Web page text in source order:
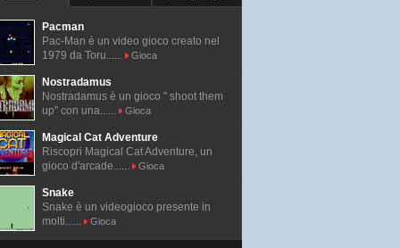
Pacman
Pac-Man é un video gioco creato nel
1979 da Toru......
Gioca
Nostradamus
Nostradamus è un gioco " shoot them
up" con una......
Gioca
Magical Cat Adventure
Riscopri Magical Cat Adventure, un
gioco d'arcade......
Gioca
Snake
Snake è un videogioco presente in
molti......
Gioca